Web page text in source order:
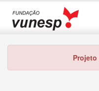
Projeto